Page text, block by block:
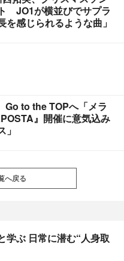
JO1が横並びでサプラ
を感じられるような曲」
Go to the TOPへ「メラ
』開催に意気込み
」
へ戻る
学ぶ 日常に潜む“人身取